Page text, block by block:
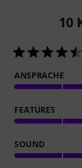
10
ANSPRACHE
FEATURES
SOUND